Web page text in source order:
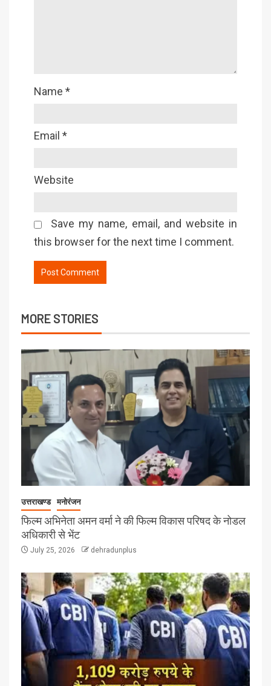
Name *
Email *
Website
Save my name, email, and website in
this browser for the next time I comment.
MORE STORIES
उत्तराखण्ड मनोरंजन
फिल्म अभिनेता अमन वर्मा ने की फिल्म विकास परिषद के नोडल
अधिकारी से भेंट
July 25, 2026 dehradunplus